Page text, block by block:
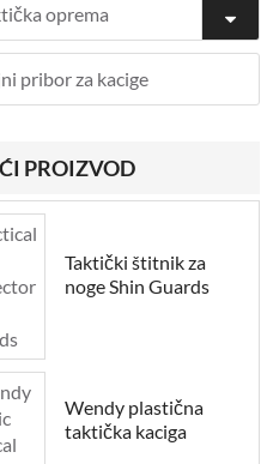
oprema
pribor za kacige
PROIZVOD
Taktički štitnik za
noge Shin Guards
Wendy plastična
taktička kaciga